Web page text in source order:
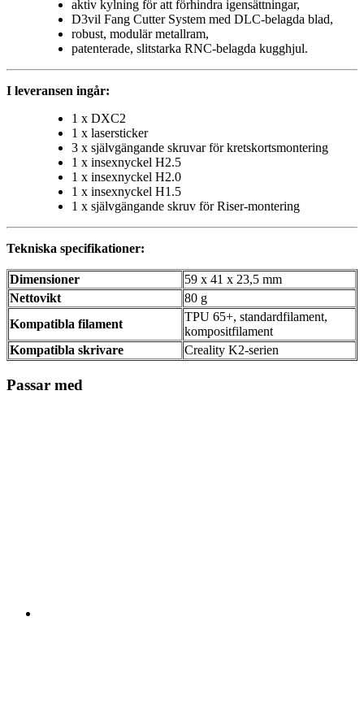
aktiv kylning för att förhindra igensättningar,
D3vil Fang Cutter System med DLC-belagda blad,
robust, modulär metallram,
patenterade, slitstarka RNC-belagda kugghjul.
I leveransen ingår:
1 x DXC2
1 x lasersticker
3 x självgängande skruvar för kretskortsmontering
1 x insexnyckel H2.5
1 x insexnyckel H2.0
1 x insexnyckel H1.5
1 x självgängande skruv för Riser-montering
Tekniska specifikationer:
Dimensioner
59 x 41 x 23,5 mm
Nettovikt
80 g
Kompatibla filament
TPU 65+, standardfilament,
kompositfilament
Kompatibla skrivare
Creality K2-serien
Passar med